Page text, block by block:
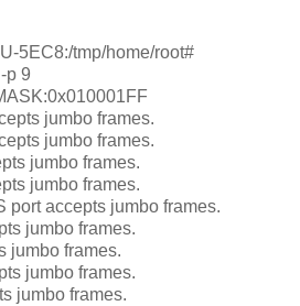
5EC8:/tmp/home/root#
p 9
jumbo frames.
jumbo frames.
jumbo frames.
jumbo frames.
port accepts jumbo frames.
jumbo frames.
jumbo frames.
jumbo frames.
jumbo frames.